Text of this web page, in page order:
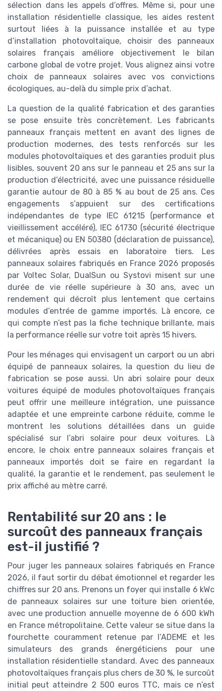
sélection dans les appels d’offres. Même si, pour une
installation résidentielle classique, les aides restent
surtout liées à la puissance installée et au type
d’installation photovoltaïque, choisir des panneaux
solaires français améliore objectivement le bilan
carbone global de votre projet. Vous alignez ainsi votre
choix de panneaux solaires avec vos convictions
écologiques, au-delà du simple prix d’achat.
La question de la qualité fabrication et des garanties
se pose ensuite très concrètement. Les fabricants
panneaux français mettent en avant des lignes de
production modernes, des tests renforcés sur les
modules photovoltaïques et des garanties produit plus
lisibles, souvent 20 ans sur le panneau et 25 ans sur la
production d’électricité, avec une puissance résiduelle
garantie autour de 80 à 85 % au bout de 25 ans. Ces
engagements s’appuient sur des certifications
indépendantes de type IEC 61215 (performance et
vieillissement accéléré), IEC 61730 (sécurité électrique
et mécanique) ou EN 50380 (déclaration de puissance),
délivrées après essais en laboratoire tiers. Les
panneaux solaires fabriqués en France 2026 proposés
par Voltec Solar, DualSun ou Systovi misent sur une
durée de vie réelle supérieure à 30 ans, avec un
rendement qui décroît plus lentement que certains
modules d’entrée de gamme importés. Là encore, ce
qui compte n’est pas la fiche technique brillante, mais
la performance réelle sur votre toit après 15 hivers.
Pour les ménages qui envisagent un carport ou un abri
équipé de panneaux solaires, la question du lieu de
fabrication se pose aussi. Un abri solaire pour deux
voitures équipé de modules photovoltaïques français
peut offrir une meilleure intégration, une puissance
adaptée et une empreinte carbone réduite, comme le
montrent les solutions détaillées dans un guide
spécialisé sur l’abri solaire pour deux voitures. Là
encore, le choix entre panneaux solaires français et
panneaux importés doit se faire en regardant la
qualité, la garantie et le rendement, pas seulement le
prix affiché au mètre carré.
Rentabilité sur 20 ans : le
surcoût des panneaux français
est-il justifié ?
Pour juger les panneaux solaires fabriqués en France
2026, il faut sortir du débat émotionnel et regarder les
chiffres sur 20 ans. Prenons un foyer qui installe 6 kWc
de panneaux solaires sur une toiture bien orientée,
avec une production annuelle moyenne de 6 600 kWh
en France métropolitaine. Cette valeur se situe dans la
fourchette couramment retenue par l’ADEME et les
simulateurs des grands énergéticiens pour une
installation résidentielle standard. Avec des panneaux
photovoltaïques français plus chers de 30 %, le surcoût
initial peut atteindre 2 500 euros TTC, mais ce n’est